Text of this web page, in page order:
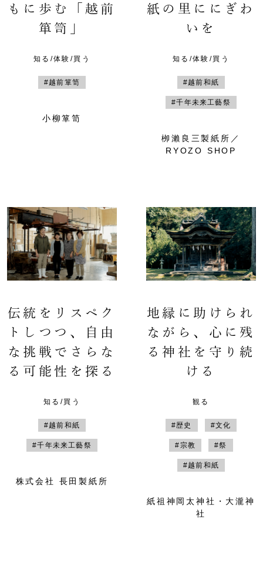
もに歩む「越前
箪笥」
知る/体験/買う
#越前箪笥
小柳箪笥
紙の里ににぎわ
いを
知る/体験/買う
#越前和紙
#千年未来工藝祭
栁瀨良三製紙所／
RYOZO SHOP
伝統をリスペク
トしつつ、自由
な挑戦でさらな
る可能性を探る
知る/買う
#越前和紙
#千年未来工藝祭
株式会社 長田製紙所
地縁に助けられ
ながら、心に残
る神社を守り続
ける
観る
#歴史 #文化
#宗教 #祭
#越前和紙
紙祖神岡太神社・大瀧神
社